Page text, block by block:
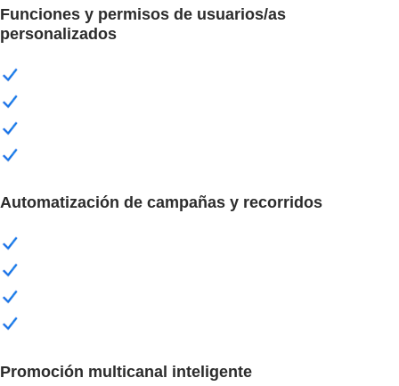
Funciones y permisos de usuarios/as
personalizados
Automatización de campañas y recorridos
Promoción multicanal inteligente